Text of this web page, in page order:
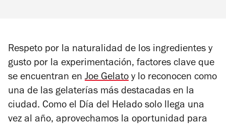
Respeto por la naturalidad de los ingredientes y
gusto por la experimentación, factores clave que
se encuentran en Joe Gelato y lo reconocen como
una de las gelaterías más destacadas en la
ciudad. Como el Día del Helado solo llega una
vez al año, aprovechamos la oportunidad para